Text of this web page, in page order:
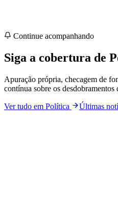
Continue acompanhando
Siga a cobertura de
Apuração própria, checagem de
contínua sobre os desdobramentos
Ver tudo em Política Últimas